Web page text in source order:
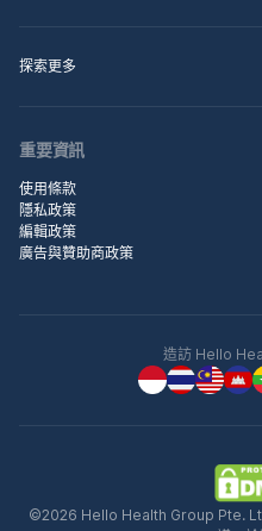
探索更多
重要資訊
使用條款
隱私政策
編輯政策
廣告與贊助商政策
造訪 Hello
©2026 Hello Health Group Pte.